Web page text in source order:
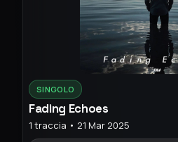
SINGOLO
Fading Echoes
1 traccia • 21 Mar 2025